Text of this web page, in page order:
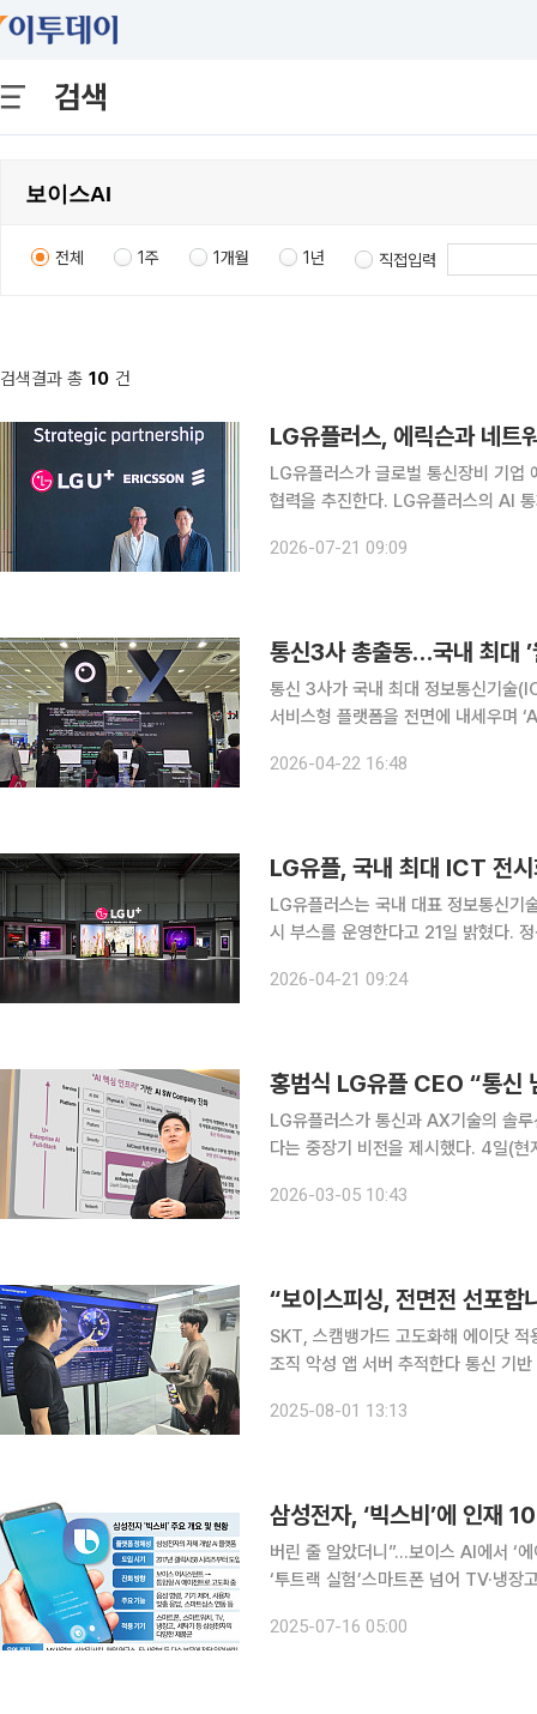
검색
전체 1주 1개월 1년 직접입력
검색결과 총 10 건
LG유플러스가 글로벌 통신장비 기
협력을 추진한다. LG유플러스의 AI
증을 완료하고, AI가 통신 네트워크의
2026-07-21 09:09
통신3사 총출동…국내 최대
통신 3사가 국내 최대 정보통신기술
서비스형 플랫폼을 전면에 내세우며
에서 통신 3사는 모두 자체 AI 모델을
2026-04-22 16:48
LG유플, 국내 최대 ICT 전
LG유플러스는 국내 대표 정보통신기
시 부스를 운영한다고 21일 밝혔다. 정성
ICT 산업 전반의 최신 기술과 흐름을
2026-04-21 09:24
홍범식 LG유플 CEO “통신
LG유플러스가 통신과 AX기술의 솔
다는 중장기 비전을 제시했다. 4일(현지시간) 스페인 바르셀로나에서 열린 MWC26 기자 간담회에
중심의 SW 기업이 되는 것"이라며 "
2026-03-05 10:43
“보이스피싱, 전면전 선포
SKT, 스캠뱅가드 고도화해 에이닷
조직 악성 앱 서버 추적한다 통신 기반 금융 사기가 진화하자, 이동통신 3사가 인공지능(AI)을 앞세
자 인식, 이상 통화 감지 등 AI 보안 기
2025-08-01 13:13
삼성전자, ‘빅스비’에 인재
버린 줄 알았더니”…보이스 AI에서 ‘
‘투트랙 실험’스마트폰 넘어 TV·냉장고까지…
일각에서는 갤럭시 AI와의 통합 전환
2025-07-16 05:00